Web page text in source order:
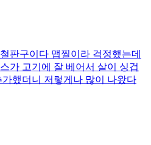
판구이다 맵찔이라 걱정했는데
가 고기에 잘 베어서 살이 싱겁
했더니 저렇게나 많이 나왔다